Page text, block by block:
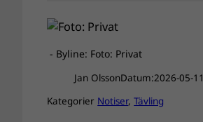
- Byline: Foto: Privat
Jan OlssonDatum:2026-05-11
Kategorier Notiser, Tävling